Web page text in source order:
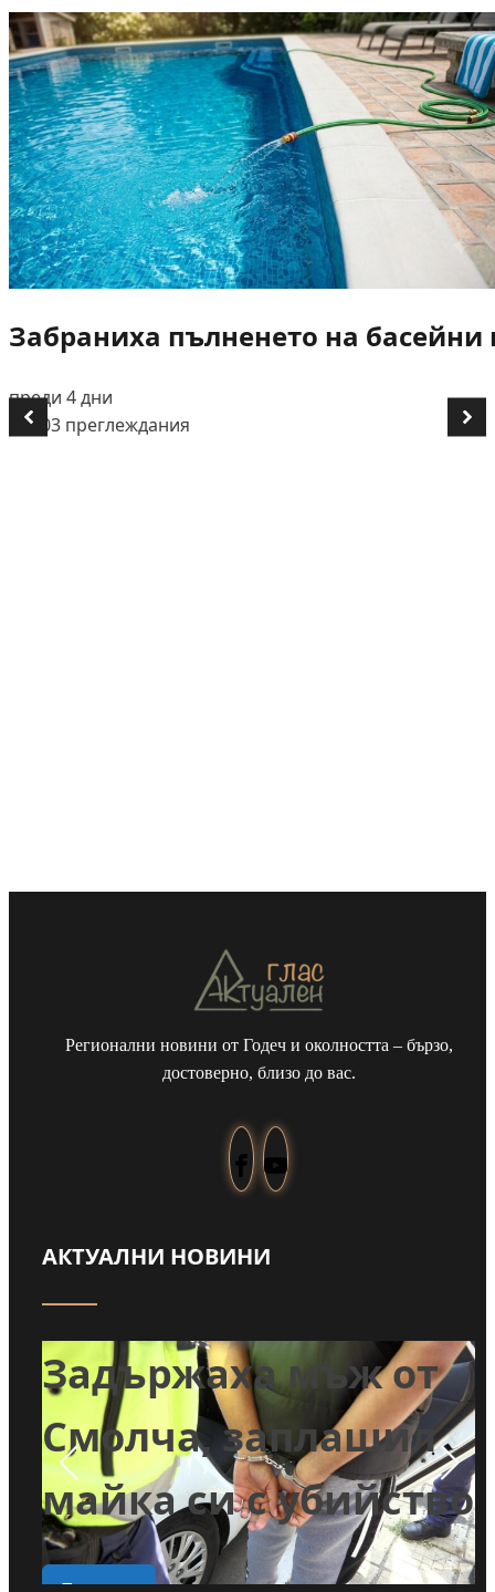
Забраниха пълненето на
преди 4 дни
👁️ 703 преглеждания
Регионални новини от Годеч и околността – бързо,
достоверно, близо до вас.
АКТУАЛНИ НОВИНИ
Забраниха
пълненето на
басейни и миенето
на коли с питейна
вода в Годеч